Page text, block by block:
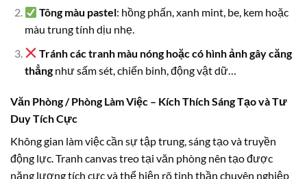
Tông màu pastel: hồng phấn, xanh mint, be, kem hoặc
màu trung tính dịu nhẹ.
Tránh các tranh màu nóng hoặc có hình ảnh gây căng
thẳngnhư sấm sét, chiến binh, động vật dữ…
Văn Phòng / Phòng Làm Việc – Kích Thích Sáng Tạo và Tư
Duy Tích Cực
Không gian làm việc cần sự tập trung, sáng tạo và truyền
động lực. Tranh canvas treo tại văn phòng nên tạo được
năng lượng tích cực và thể hiện rõ tinh thần chuyên nghiệp